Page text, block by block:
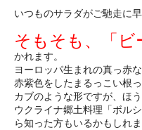
いつものサラダがご馳走に
そもそも、「ビ
かれます。
ヨーロッパ生まれの真っ赤な
赤紫色をしたまるっこい根
カブのような形ですが、ほ
ウクライナ郷土料理「ボル
ら知った方もいるかもしれま